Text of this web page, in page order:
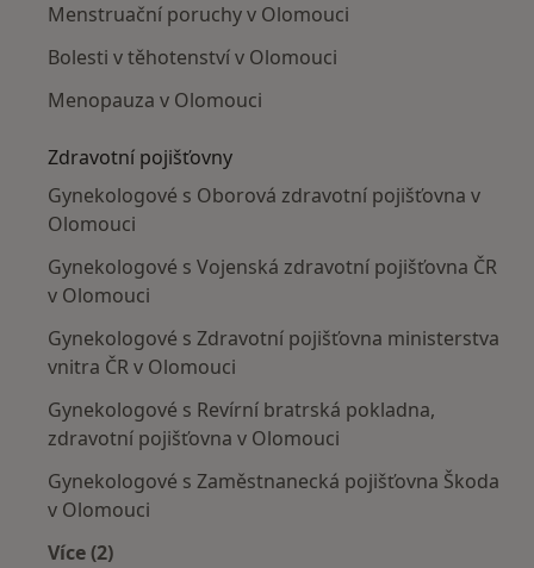
Menstruační poruchy v Olomouci
Bolesti v těhotenství v Olomouci
Menopauza v Olomouci
Zdravotní pojišťovny
Gynekologové s Oborová zdravotní pojišťovna v
Olomouci
Gynekologové s Vojenská zdravotní pojišťovna ČR
v Olomouci
Gynekologové s Zdravotní pojišťovna ministerstva
vnitra ČR v Olomouci
Gynekologové s Revírní bratrská pokladna,
zdravotní pojišťovna v Olomouci
Gynekologové s Zaměstnanecká pojišťovna Škoda
v Olomouci
Více (2)